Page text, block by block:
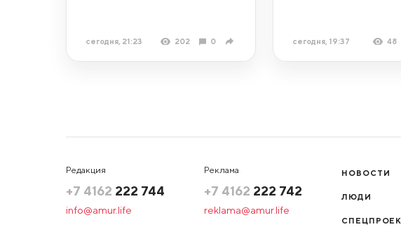
сегодня, 21:23 202 0 сегодня, 19:37 48
Редакция
+7 4162 222 744
info@amur.life
Реклама
+7 4162 222 742
reklama@amur.life
НОВОСТИ
ЛЮДИ